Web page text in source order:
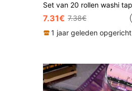
7.31€ 7.38€
1 jaar geleden opgericht